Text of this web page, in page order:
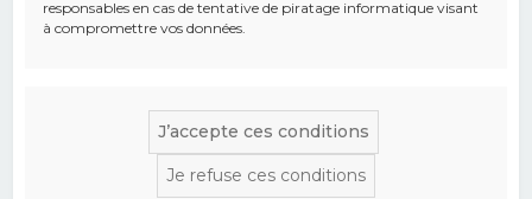
responsables en cas de tentative de piratage informatique visant
à compromettre vos données.